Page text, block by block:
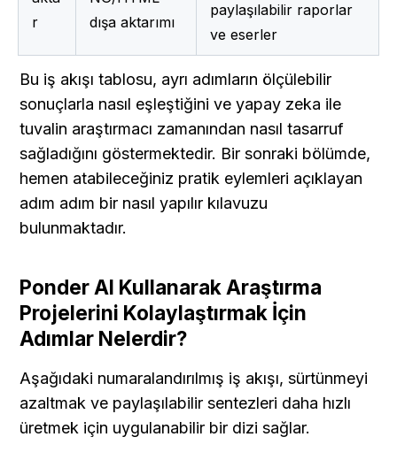
r
dışa aktarımı
paylaşılabilir raporlar
ve eserler
Bu iş akışı tablosu, ayrı adımların ölçülebilir
sonuçlarla nasıl eşleştiğini ve yapay zeka ile
tuvalin araştırmacı zamanından nasıl tasarruf
sağladığını göstermektedir. Bir sonraki bölümde,
hemen atabileceğiniz pratik eylemleri açıklayan
adım adım bir nasıl yapılır kılavuzu
bulunmaktadır.
Ponder AI Kullanarak Araştırma
Projelerini Kolaylaştırmak İçin
Adımlar Nelerdir?
Aşağıdaki numaralandırılmış iş akışı, sürtünmeyi
azaltmak ve paylaşılabilir sentezleri daha hızlı
üretmek için uygulanabilir bir dizi sağlar.